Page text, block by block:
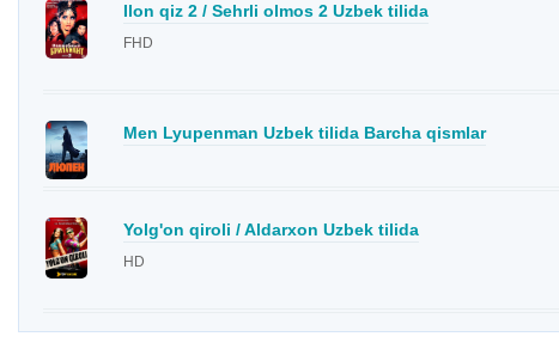
Ilon qiz 2 / Sehrli olmos 2 Uzbek tilida
FHD
Men Lyupenman Uzbek tilida Barcha qismlar
Yolg'on qiroli / Aldarxon Uzbek tilida
HD